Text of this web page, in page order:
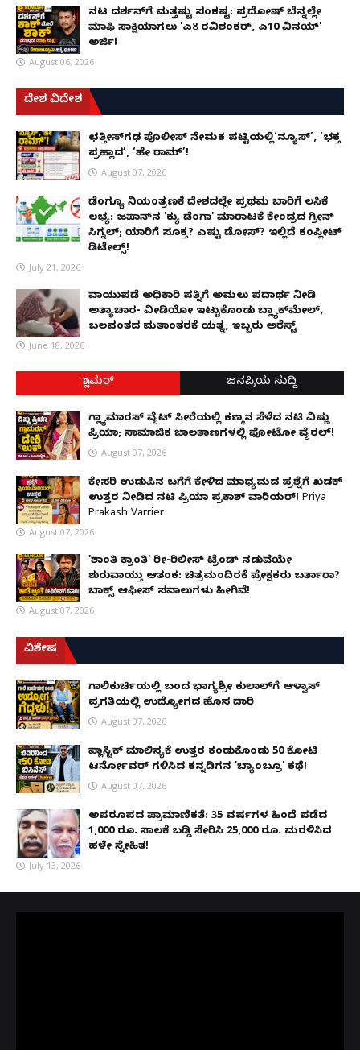
ನಟ ದರ್ಶನ್‌ಗೆ ಮತ್ತಷ್ಟು ಸಂಕಷ್ಟ: ಪ್ರದೋಷ್ ಬೆನ್ನಲ್ಲೇ
ಮಾಫಿ ಸಾಕ್ಷಿಯಾಗಲು 'ಎ8 ರವಿಶಂಕರ್, ಎ10 ವಿನಯ್'
ಅರ್ಜಿ!
August 06, 2026
ದೇಶ ವಿದೇಶ
ಛತ್ತೀಸ್‌ಗಢ ಪೊಲೀಸ್ ನೇಮಕ ಪಟ್ಟಿಯಲ್ಲಿ‘ನ್ಯೂಸ್’, ‘ಭಕ್ತ
ಪ್ರಹ್ಲಾದ’, ‘ಹೇ ರಾಮ್’!
August 07, 2026
ಡೆಂಗ್ಯೂ ನಿಯಂತ್ರಣಕ್ಕೆ ದೇಶದಲ್ಲೇ ಪ್ರಥಮ ಬಾರಿಗೆ ಲಸಿಕೆ
ಲಭ್ಯ: ಜಪಾನ್‌ನ 'ಕ್ಯು ಡೆಂಗಾ' ಮಾರಾಟಕ್ಕೆ ಕೇಂದ್ರದ ಗ್ರೀನ್
ಸಿಗ್ನಲ್; ಯಾರಿಗೆ ಸೂಕ್ತ? ಎಷ್ಟು ಡೋಸ್? ಇಲ್ಲಿದೆ ಕಂಪ್ಲೀಟ್
ಡಿಟೇಲ್ಸ್!
July 21, 2026
ವಾಯುಪಡೆ ಅಧಿಕಾರಿ ಪತ್ನಿಗೆ ಅಮಲು ಪದಾರ್ಥ ನೀಡಿ
ಅತ್ಯಾಚಾರ- ವೀಡಿಯೋ ಇಟ್ಟುಕೊಂಡು ಬ್ಲ್ಯಾಕ್‌ಮೇಲ್,
ಬಲವಂತದ ಮತಾಂತರಕ್ಕೆ ಯತ್ನ, ಇಬ್ಬರು ಅರೆಸ್ಟ್
June 18, 2026
ಗ್ಲಾಮರ್ ಜನಪ್ರಿಯ ಸುದ್ದಿ
ಗ್ಲ್ಯಾಮಾರಸ್ ವೈಟ್‌ ಸೀರೆಯಲ್ಲಿ ಕಣ್ಮನ ಸೆಳೆದ ನಟಿ ವಿಷ್ಣು
ಪ್ರಿಯಾ; ಸಾಮಾಜಿಕ ಜಾಲತಾಣಗಳಲ್ಲಿ ಫೋಟೋ ವೈರಲ್!
August 07, 2026
ಕೇಸರಿ ಉಡುಪಿನ ಬಗೆಗೆ ಕೇಳಿದ ಮಾಧ್ಯಮದ ಪ್ರಶ್ನೆಗೆ ಖಡಕ್
ಉತ್ತರ ನೀಡಿದ ನಟಿ ಪ್ರಿಯಾ ಪ್ರಕಾಶ್ ವಾರಿಯರ್! Priya
Prakash Varrier
August 07, 2026
'ಶಾಂತಿ ಕ್ರಾಂತಿ' ರೀ-ರಿಲೀಸ್ ಟ್ರೆಂಡ್ ನಡುವೆಯೇ
ಶುರುವಾಯ್ತು ಆತಂಕ: ಚಿತ್ರಮಂದಿರಕ್ಕೆ ಪ್ರೇಕ್ಷಕರು ಬರ್ತಾರಾ?
ಬಾಕ್ಸ್ ಆಫೀಸ್ ಸವಾಲುಗಳು ಹೀಗಿವೆ!
August 07, 2026
ವಿಶೇಷ
ಗಾಲಿಕುರ್ಚಿಯಲ್ಲಿ ಬಂದ ಭಾಗ್ಯಶ್ರೀ ಕುಲಾಲ್‌ಗೆ ಆಳ್ವಾಸ್
ಪ್ರಗತಿಯಲ್ಲಿ ಉದ್ಯೋಗದ ಹೊಸ ದಾರಿ
August 07, 2026
ಪ್ಲಾಸ್ಟಿಕ್ ಮಾಲಿನ್ಯಕ್ಕೆ ಉತ್ತರ ಕಂಡುಕೊಂಡು ₹50 ಕೋಟಿ
ಟರ್ನೋವರ್ ಗಳಿಸಿದ ಕನ್ನಡಿಗನ 'ಬ್ಯಾಂಬ್ರೂ' ಕಥೆ!
August 07, 2026
ಅಪರೂಪದ ಪ್ರಾಮಾಣಿಕತೆ: 35 ವರ್ಷಗಳ ಹಿಂದೆ ಪಡೆದ
1,000 ರೂ. ಸಾಲಕ್ಕೆ ಬಡ್ಡಿ ಸೇರಿಸಿ 25,000 ರೂ. ಮರಳಿಸಿದ
ಹಳೇ ಸ್ನೇಹಿತ!
July 13, 2026